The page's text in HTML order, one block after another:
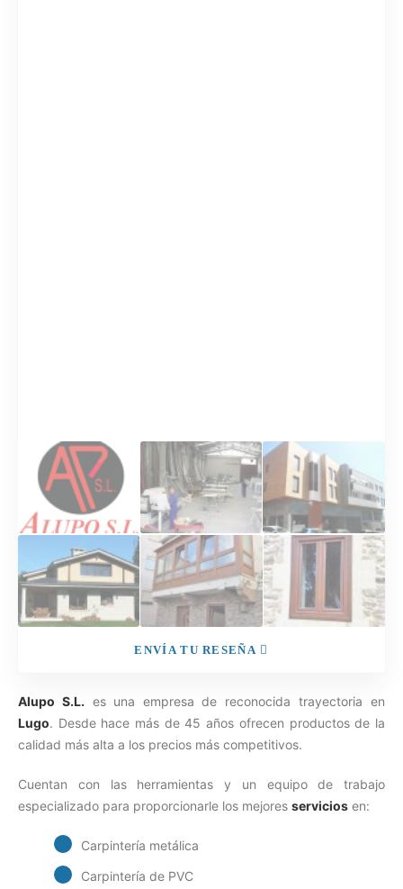
ENVÍA TU RESEÑA
Alupo S.L. es una empresa de reconocida trayectoria en
Lugo. Desde hace más de 45 años ofrecen productos de la
calidad más alta a los precios más competitivos.
Cuentan con las herramientas y un equipo de trabajo
especializado para proporcionarle los mejores servicios en:
Carpintería metálica
Carpintería de PVC